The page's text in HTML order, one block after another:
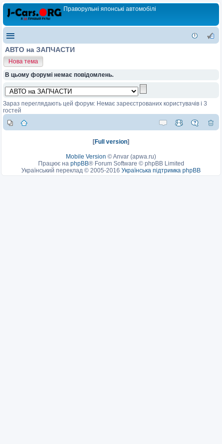
Праворульні японські автомобілі
АВТО на ЗАПЧАСТИ
Нова тема
В цьому форумі немає повідомлень.
Зараз переглядають цей форум: Немає зареєстрованих користувачів і 3
гостей
[Full version]
Mobile Version ©Anvar (apwa.ru)
Працює на phpBB® Forum Software © phpBB Limited
Український переклад © 2005-2016 Українська підтримка phpBB